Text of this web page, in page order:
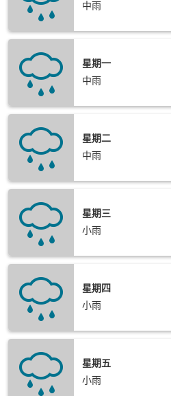
中雨
星期一
中雨
星期二
中雨
星期三
小雨
星期四
小雨
星期五
小雨